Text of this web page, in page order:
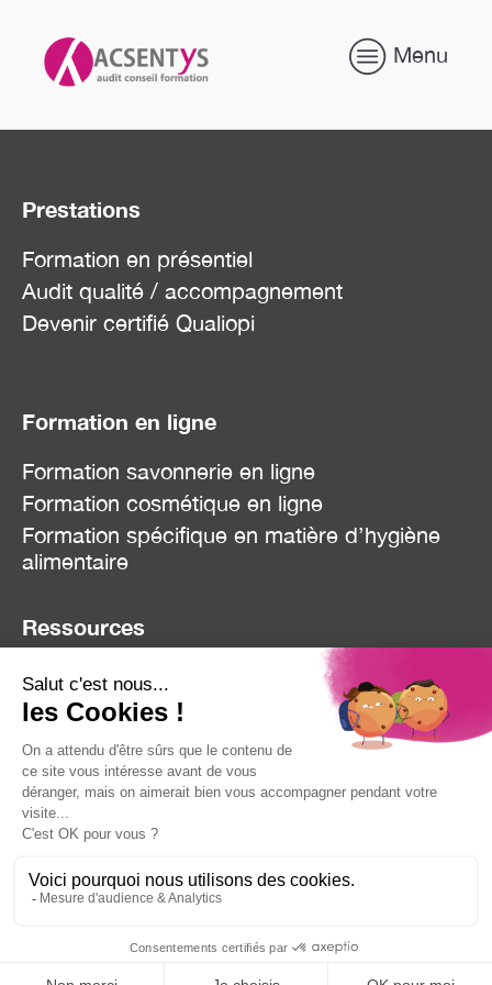
Menu
Prestations
Formation en présentiel
Audit qualité / accompagnement
Devenir certifié Qualiopi
Formation en ligne
Formation savonnerie en ligne
Formation cosmétique en ligne
Formation spécifique en matière d’hygiène
alimentaire
Ressources
Blog
Réclamation
Contact
Mentions Légales